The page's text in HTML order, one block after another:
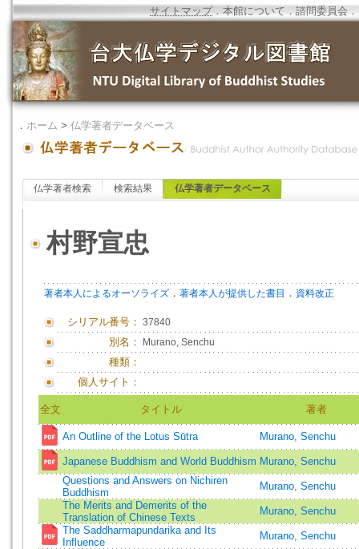
サイトマップ．本館について ．諮問委員会 ．
． ホーム > 仏学著者データベース
仏学著者検索 検索結果 仏学著者データベース
村野宣忠
著者本人によるオーソライズ ． 著者本人が提供した書目 ． 資料改正
シリアル番号： 37840
別名： Murano, Senchu
種類：
個人サイト：
全文 タイトル 著者
An Outline of the Lotus Sūtra Murano, Senchu
Japanese Buddhism and World Buddhism Murano, Senchu
Questions and Answers on Nichiren
Buddhism
Murano, Senchu
The Merits and Demerits of the
Translation of Chinese Texts
Murano, Senchu
The Saddharmapundarika and Its
Influence
Murano, Senchu